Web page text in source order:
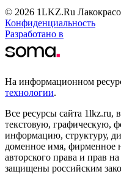
© 2026 1LKZ.Ru
Конфиденциальность
Разработано в
На информационном
технологии.
Все ресурсы сайта 1lkz.ru,
текстовую, графическую,
информацию, структуру,
доменное имя, фирменное
авторского права и прав
защищены российским